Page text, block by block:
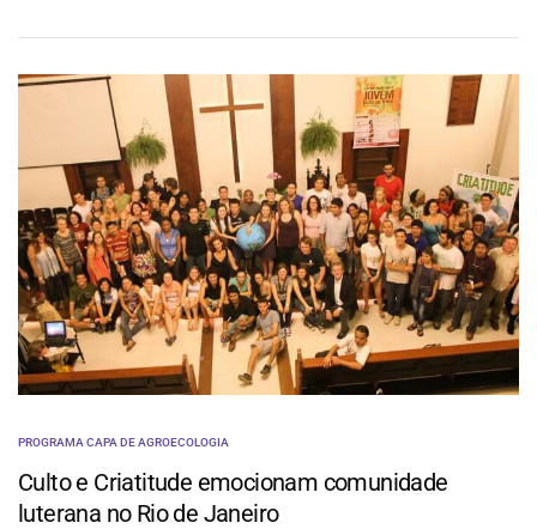
PROGRAMA CAPA DE AGROECOLOGIA
Culto e Criatitude emocionam comunidade
luterana no Rio de Janeiro